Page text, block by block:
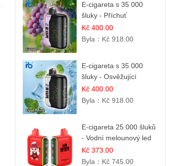
E-cigareta s 35 000
šluky - Příchuť
čerstvého hroznů
Kč 400.00
Byla： Kč 918.00
E-cigareta s 35 000
šluky - Osvěžující
mentol
Kč 400.00
Byla： Kč 918.00
E-cigareta 25 000 šluků
- Vodní melounový led
Kč 373.00
Byla： Kč 745.00